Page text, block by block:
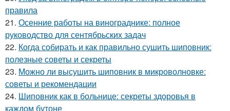
правила
21. Осенние работы на винограднике: полное
руководство для сентябрьских задач
22. Когда собирать и как правильно сушить шиповник:
полезные советы и секреты
23. Можно ли высушить шиповник в микроволновке:
советы и рекомендации
24. Шиповник как в больнице: секреты здоровья в
каждом бутоне